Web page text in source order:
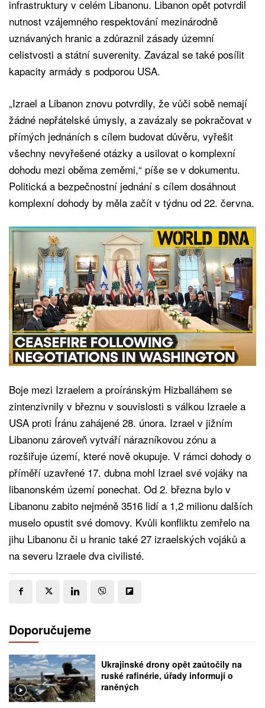
infrastruktury v celém Libanonu. Libanon opět potvrdil
nutnost vzájemného respektování mezinárodně
uznávaných hranic a zdůraznil zásady územní
celistvosti a státní suverenity. Zavázal se také posílit
kapacity armády s podporou USA.
„Izrael a Libanon znovu potvrdily, že vůči sobě nemají
žádné nepřátelské úmysly, a zavázaly se pokračovat v
přímých jednáních s cílem budovat důvěru, vyřešit
všechny nevyřešené otázky a usilovat o komplexní
dohodu mezi oběma zeměmi,“ píše se v dokumentu.
Politická a bezpečnostní jednání s cílem dosáhnout
komplexní dohody by měla začít v týdnu od 22. června.
Boje mezi Izraelem a proíránským Hizballáhem se
zintenzivnily v březnu v souvislosti s válkou Izraele a
USA proti Íránu zahájené 28. února. Izrael v jižním
Libanonu zároveň vytváří nárazníkovou zónu a
rozšiřuje území, které nově okupuje. V rámci dohody o
příměří uzavřené 17. dubna mohl Izrael své vojáky na
libanonském území ponechat. Od 2. března bylo v
Libanonu zabito nejméně 3516 lidí a 1,2 milionu dalších
muselo opustit své domovy. Kvůli konfliktu zemřelo na
jihu Libanonu či u hranic také 27 izraelských vojáků a
na severu Izraele dva civilisté.
Doporučujeme
Ukrajinské drony opět zaútočily na
ruské rafinérie, úřady informují o
raněných